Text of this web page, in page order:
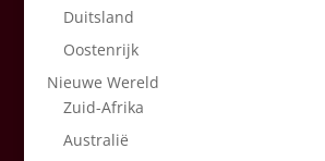
Duitsland
Oostenrijk
Nieuwe Wereld
Zuid-Afrika
Australië